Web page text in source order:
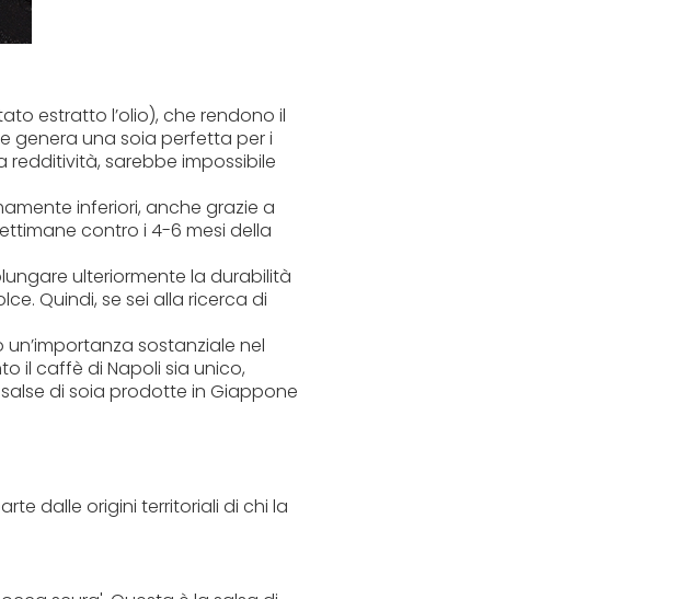
estratto l’olio), che rendono il
genera una soia perfetta per i
redditività, sarebbe impossibile
inferiori, anche grazie a
contro i 4-6 mesi della
ulteriormente la durabilità
Quindi, se sei alla ricerca di
sostanziale nel
il caffè di Napoli sia unico,
di soia prodotte in Giappone
dalle origini territoriali di chi la